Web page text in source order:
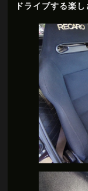
ドライブする楽